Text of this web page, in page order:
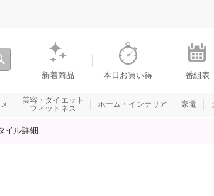
テレビショッピングのショップチャンネル
新着商品 本日お買い得 番組表
美容・ダイエット
フィットネス
ホーム・インテリア 家電
イル詳細